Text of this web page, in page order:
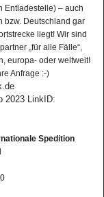
Entladestelle) – auch
bzw. Deutschland gar
liegt! Wir sind
„für alle Fälle“,
europa- oder weltweit!
Anfrage :-)
2023 LinkID:
Spedition